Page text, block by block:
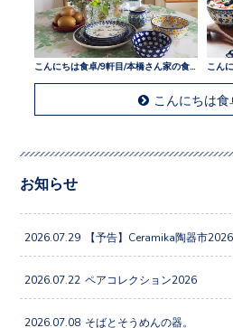
こんにちは食卓/9軒目/本橋さん家の食卓
こんにちは食
お知らせ
2026.07.29 【予告】Ceramika陶器市
2026.07.22 ペアコレクション2026
2026.07.08 そばとそうめんの器。